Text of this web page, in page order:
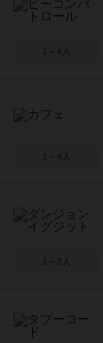
1～4人
1～4人
1～2人